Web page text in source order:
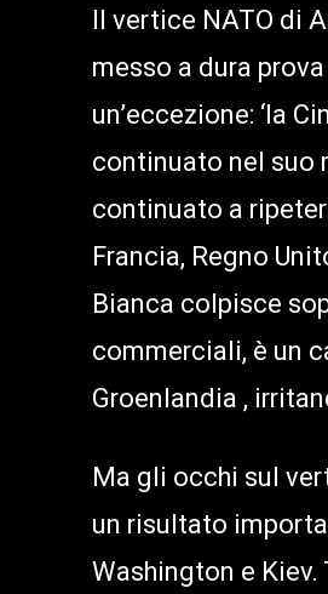
Il vertice NATO di
messo a dura
un’eccezione: ‘la
continuato nel suo
continuato a
Francia, Regno
Bianca colpisce
commerciali, è un
Groenlandia ,
Ma gli occhi sul
un risultato
Washington e Kiev.